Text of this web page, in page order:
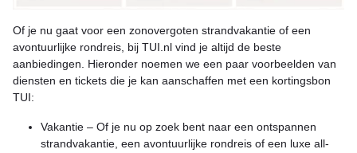
Of je nu gaat voor een zonovergoten strandvakantie of een
avontuurlijke rondreis, bij TUI.nl vind je altijd de beste
aanbiedingen. Hieronder noemen we een paar voorbeelden van
diensten en tickets die je kan aanschaffen met een kortingsbon
TUI:
Vakantie – Of je nu op zoek bent naar een ontspannen
strandvakantie, een avontuurlijke rondreis of een luxe all-